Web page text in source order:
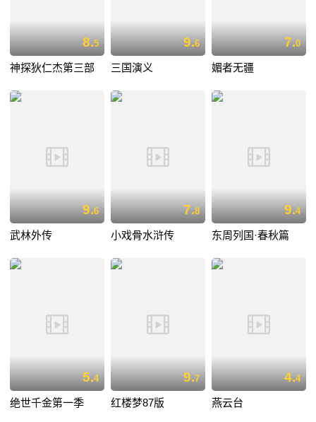
8.5
神探狄仁杰第三部
9.6
三国演义
7.0
媚者无疆
9.6
武林外传
7.8
小戏骨水浒传
9.4
东周列国·春秋篇
5.4
绝世千金第一季
9.7
红楼梦87版
4.4
燕云台